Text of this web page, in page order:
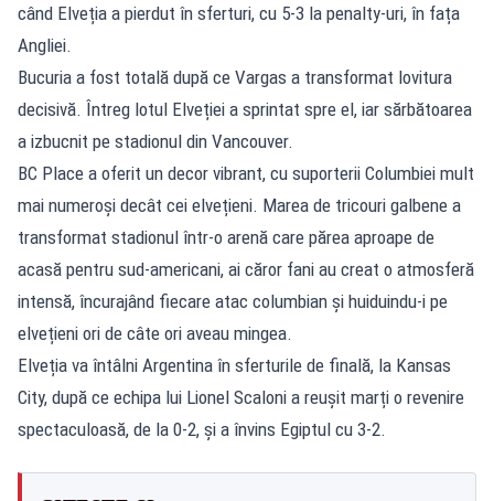
când Elveția a pierdut în sferturi, cu 5-3 la penalty-uri, în fața
Angliei.
Bucuria a fost totală după ce Vargas a transformat lovitura
decisivă. Întreg lotul Elveției a sprintat spre el, iar sărbătoarea
a izbucnit pe stadionul din Vancouver.
BC Place a oferit un decor vibrant, cu suporterii Columbiei mult
mai numeroși decât cei elvețieni. Marea de tricouri galbene a
transformat stadionul într-o arenă care părea aproape de
acasă pentru sud-americani, ai căror fani au creat o atmosferă
intensă, încurajând fiecare atac columbian și huiduindu-i pe
elvețieni ori de câte ori aveau mingea.
Elveția va întâlni Argentina în sferturile de finală, la Kansas
City, după ce echipa lui Lionel Scaloni a reușit marți o revenire
spectaculoasă, de la 0-2, și a învins Egiptul cu 3-2.